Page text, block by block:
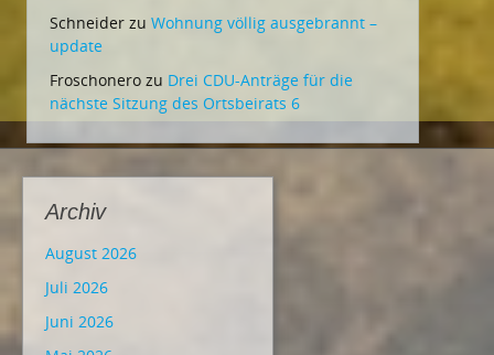
Schneider zu Wohnung völlig ausgebrannt –
update
Froschonero zu Drei CDU-Anträge für die
nächste Sitzung des Ortsbeirats 6
Archiv
August 2026
Juli 2026
Juni 2026